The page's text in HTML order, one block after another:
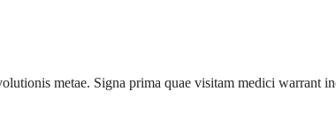
metae. Signa prima quae visitam medici warrant